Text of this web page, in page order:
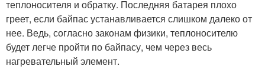
теплоносителя и обратку. Последняя батарея плохо
греет, если байпас устанавливается слишком далеко от
нее. Ведь, согласно законам физики, теплоносителю
будет легче пройти по байпасу, чем через весь
нагревательный элемент.